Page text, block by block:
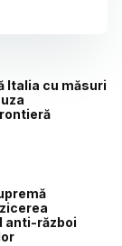
Italia cu măsuri
anti-război